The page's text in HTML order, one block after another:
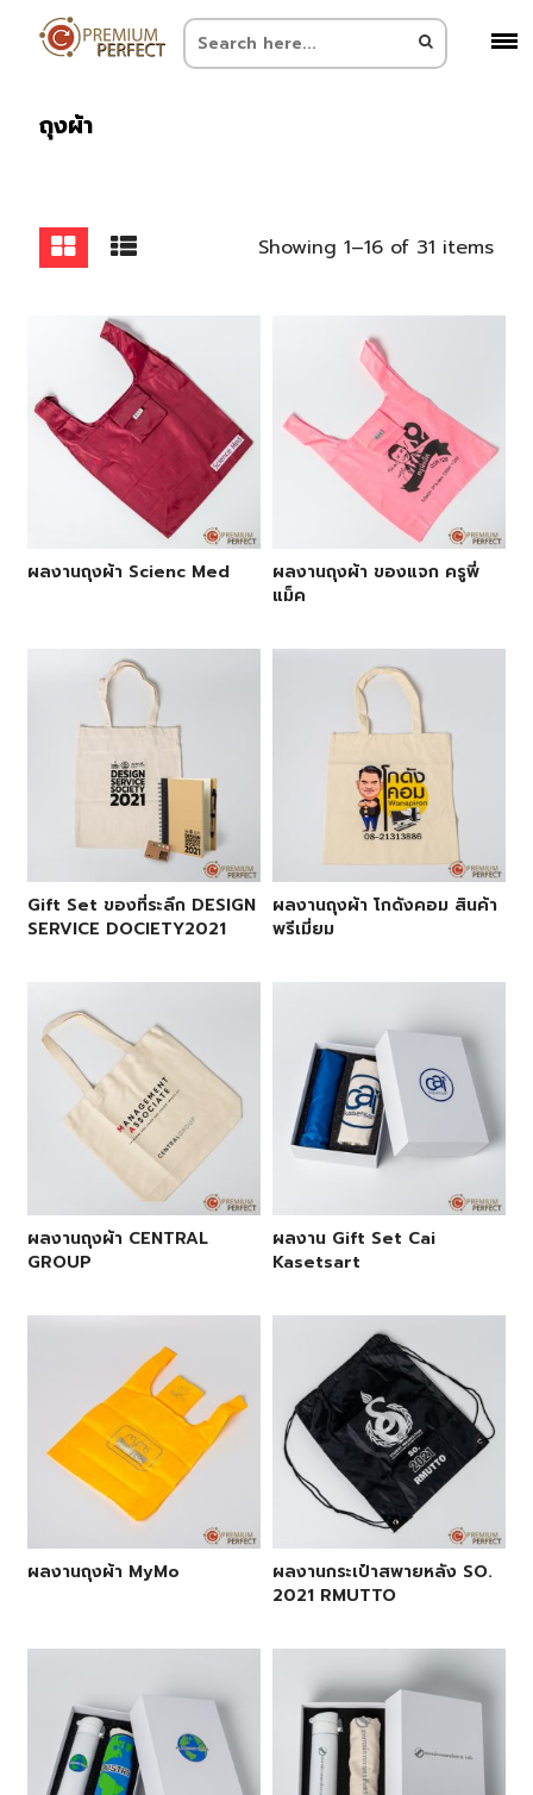
ถุงผ้า
Showing 1–16 of 31 items
ผลงานถุงผ้า Scienc Med
ผลงานถุงผ้า ของแจก ครูพี่
แม็ค
Gift Set ของที่ระลึก DESIGN
SERVICE DOCIETY2021
ผลงานถุงผ้า โกดังคอม สินค้า
พรีเมี่ยม
ผลงานถุงผ้า CENTRAL
GROUP
ผลงาน Gift Set Cai
Kasetsart
ผลงานถุงผ้า MyMo
ผลงานกระเป๋าสพายหลัง SO.
2021 RMUTTO